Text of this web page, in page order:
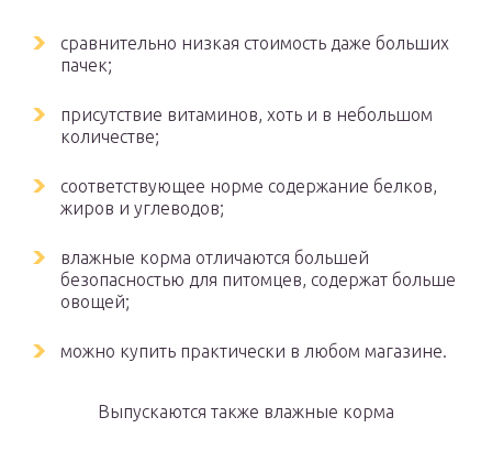
сравнительно низкая стоимость даже больших
пачек;
присутствие витаминов, хоть и в небольшом
количестве;
соответствующее норме содержание белков,
жиров и углеводов;
влажные корма отличаются большей
безопасностью для питомцев, содержат больше
овощей;
можно купить практически в любом магазине.
Выпускаются также влажные корма